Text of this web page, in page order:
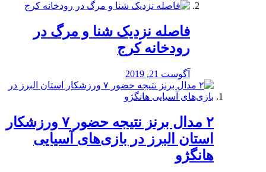
️فاصله نزدیک شنا و مرگ در
رودخانه کرج
آگوست 21, 2019
۲ مدال برنز نتیجه حضور ۷ ورزشکار
استان البرز در بازی‌های آسیایی
هانگژو